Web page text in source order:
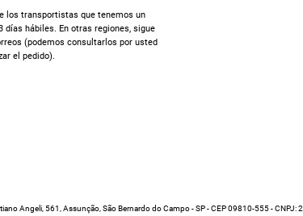
los transportistas que tenemos un
días hábiles. En otras regiones, sigue
(podemos consultarlos por usted
el pedido).
Angeli, 561, Assunção, São Bernardo do Campo - SP - CEP 09810-555 -